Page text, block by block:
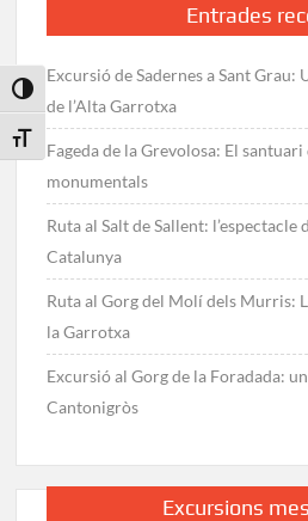
Toggle High Contrast
Toggle Font size
Entrades
Excursió de Sadernes a Sant
de l’Alta Garrotxa
Fageda de la Grevolosa: El
monumentals
Ruta al Salt de Sallent: l’espectacle
Catalunya
Ruta al Gorg del Molí dels Murris:
la Garrotxa
Excursió al Gorg de la Foradada:
Cantonigròs
Excursions